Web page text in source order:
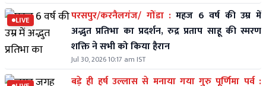
LIVE परसपुर/करनैलगंज/ गोंडा : महज 6 वर्ष की उम्र में
अद्भुत प्रतिभा का प्रदर्शन, रुद्र प्रताप साहू की स्मरण
शक्ति ने सभी को किया हैरान
Jul 30, 2026 10:17 am IST
बड़े ही हर्ष उल्लास से मनाया गया गुरु पूर्णिमा पर्व :